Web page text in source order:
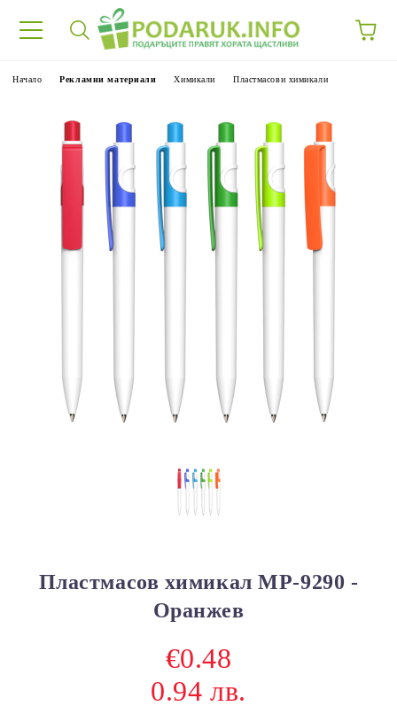
Начало Рекламни материали Химикали Пластмасови химикали
Пластмасов химикал MP-9290 -
Оранжев
€0.48
0.94 лв.